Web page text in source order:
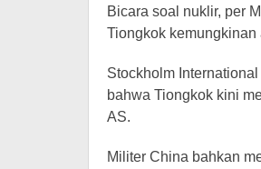
Bicara soal nuklir, per
Tiongkok
Stockholm
bahwa Tiongkok kini
AS.
Militer China bahkan